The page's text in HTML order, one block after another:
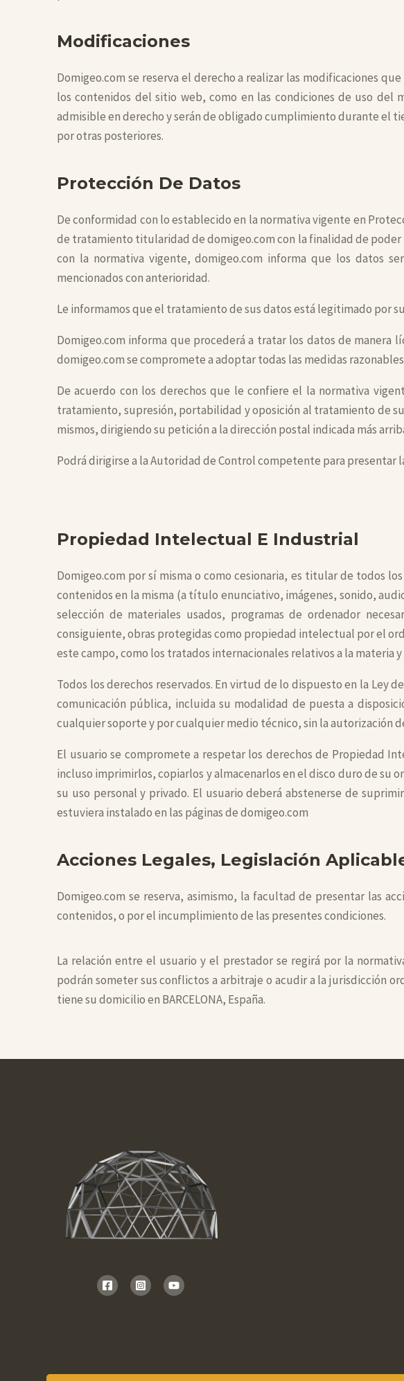
Modificaciones
Domigeo.com se reserva el derecho a realizar las modificaciones
los contenidos del sitio web, como en las condiciones de uso del
admisible en derecho y serán de obligado cumplimiento durante el
por otras posteriores.
Protección De Datos
De conformidad con lo establecido en la normativa vigente en
de tratamiento titularidad de domigeo.com con la finalidad de
con la normativa vigente, domigeo.com informa que los datos
mencionados con anterioridad.
Le informamos que el tratamiento de sus datos está legitimado por
Domigeo.com informa que procederá a tratar los datos de
domigeo.com se compromete a adoptar todas las medidas
De acuerdo con los derechos que le confiere el la normativa
tratamiento, supresión, portabilidad y oposición al tratamiento de
mismos, dirigiendo su petición a la dirección postal indicada más
Podrá dirigirse a la Autoridad de Control competente para presentar
Propiedad Intelectual E Industrial
Domigeo.com por sí misma o como cesionaria, es titular de todos
contenidos en la misma (a título enunciativo, imágenes, sonido,
selección de materiales usados, programas de ordenador
consiguiente, obras protegidas como propiedad intelectual por el
este campo, como los tratados internacionales relativos a la materia y
Todos los derechos reservados. En virtud de lo dispuesto en la
comunicación pública, incluida su modalidad de puesta a
cualquier soporte y por cualquier medio técnico, sin la autorización
El usuario se compromete a respetar los derechos de Propiedad
incluso imprimirlos, copiarlos y almacenarlos en el disco duro de su
su uso personal y privado. El usuario deberá abstenerse de
estuviera instalado en las páginas de domigeo.com
Acciones Legales, Legislación
Domigeo.com se reserva, asimismo, la facultad de presentar las
contenidos, o por el incumplimiento de las presentes condiciones.
La relación entre el usuario y el prestador se regirá por la
podrán someter sus conflictos a arbitraje o acudir a la jurisdicción
tiene su domicilio en BARCELONA, España.